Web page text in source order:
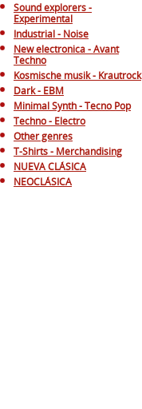
Sound explorers -
Experimental
Industrial - Noise
New electronica - Avant
Techno
Kosmische musik - Krautrock
Dark - EBM
Minimal Synth - Tecno Pop
Techno - Electro
Other genres
T-Shirts - Merchandising
NUEVA CLÁSICA
NEOCLÁSICA